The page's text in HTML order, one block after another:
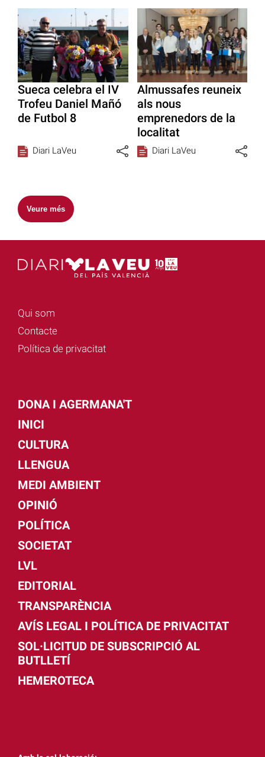
Sueca celebra el IV
Trofeu Daniel Mañó
de Futbol 8
Diari LaVeu
Almussafes reuneix
als nous
emprenedors de la
localitat
Diari LaVeu
Veure més
Qui som
Contacte
Política de privacitat
DONA I AGERMANA'T
INICI
CULTURA
LLENGUA
MEDI AMBIENT
OPINIÓ
POLÍTICA
SOCIETAT
LVL
EDITORIAL
TRANSPARÈNCIA
AVÍS LEGAL I POLÍTICA DE PRIVACITAT
SOL·LICITUD DE SUBSCRIPCIÓ AL
BUTLLETÍ
HEMEROTECA